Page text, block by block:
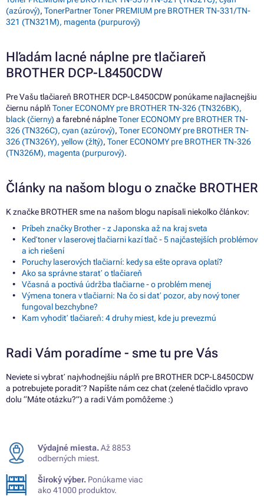
(azúrový), TonerPartner Toner PREMIUM pre BROTHER TN-331/TN-
321 (TN321M), magenta (purpurový)
Hľadám lacné náplne pre tlačiareň
BROTHER DCP-L8450CDW
Pre Vašu tlačiareň BROTHER DCP-L8450CDW ponúkame najlacnejšiu
čiernu náplň Toner ECONOMY pre BROTHER TN-326 (TN326BK),
black (čierny) a farebné náplneToner ECONOMY pre BROTHER TN-
326 (TN326C), cyan (azúrový), Toner ECONOMY pre BROTHER TN-
326 (TN326Y), yellow (žltý), Toner ECONOMY pre BROTHER TN-326
(TN326M), magenta (purpurový).
Články na našom blogu o značke BROTHER
K značke BROTHER sme na našom blogu napísali niekoľko článkov:
Príbeh značky Brother - z Japonska až na kraj sveta
Keď toner v laserovej tlačiarni kazí tlač - 5 najčastejších problémov
a ich riešení
Poruchy laserových tlačiarní: kedy sa ešte oprava oplatí?
Ako sa správne starať o tlačiareň
Včasná a poctivá údržba tlačiarne - o problém menej
Výmena tonera v tlačiarni: Na čo si dať pozor, aby nový toner
fungoval bezchybne?
Kam vyhodiť tlačiareň: 4 druhy miest, kde ju prevezmú
Radi Vám poradíme - sme tu pre Vás
Neviete si vybrať najvhodnejšiu náplň pre BROTHER DCP-L8450CDW
a potrebujete poradiť? Napíšte nám cez chat (zelené tlačidlo vpravo
dolu “Máte otázku?”) a radi Vám pomôžeme :)
Výdajné miesta.Až 8853
odberných miest.
Široký výber. Ponúkame viac
ako 41000 produktov.